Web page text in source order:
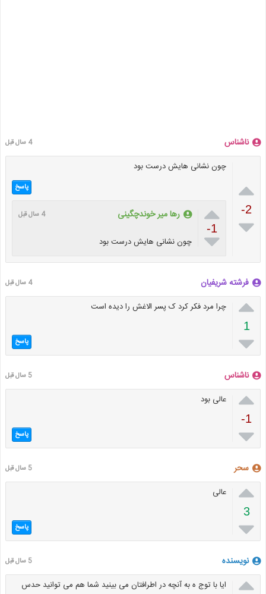
ناشناس 4 سال قبل

-2

چون نشانی هایش درست بود
پاسخ

-1

رها میر خوندچگینی 4 سال قبل
چون نشانی هایش درست بود
فرشته شریفیان 4 سال قبل

1

چرا مرد فکر کرد ک پسر الاغش را دیده است
پاسخ
ناشناس 5 سال قبل

-1

عالی بود
پاسخ
سحر 5 سال قبل

3

عالی
پاسخ
نویسنده 5 سال قبل

ایا با توج ه به آنچه در اطرافتان می بینید شما هم می توانید حدس